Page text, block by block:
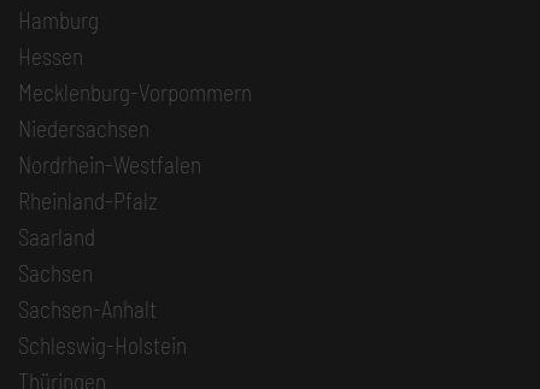
Hamburg
Hessen
Mecklenburg-Vorpommern
Niedersachsen
Nordrhein-Westfalen
Rheinland-Pfalz
Saarland
Sachsen
Sachsen-Anhalt
Schleswig-Holstein
Thüringen